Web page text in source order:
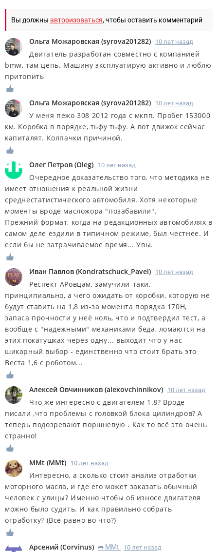
Вы должны авторизоваться, чтобы оставить комментарий
Ольга Можаровская (syrova201282) 10 лет назад
Двигатель разработан совместно с компанией
bmw, там цепь. Машину эксплуатирую активно и люблю
притопить
Ольга Можаровская (syrova201282) 10 лет назад
У меня пежо 308 2012 года с мкпп. Пробег 153000
км. Коробка в порядке, тьфу тьфу. А вот движок сейчас
капиталят. Колпачки причиной.
Олег Петров (Oleg) 10 лет назад
Очередное доказательство того, что методика не
имеет отношения к реальной жизни
среднестатистического автомобиля. Хотя некоторые
моменты вроде масложора "позабавили".
Прежний формат, когда на редакционных автомобилях в
самом деле ездили в типичном режиме, был честнее. И
если бы не затрачиваемое время... Увы.
Иван Павлов (Kondratschuck_Pavel) 10 лет назад
Респект АРовцам, замучили-таки,
принципиально, а чего ожидать от коробки, которую не
будут ставить на 1,8 из-за момента порядка 170Н,
запаса прочности у неё ноль, что и подтвердил тест, а
вообще с "надежными" механиками беда, ломаются на
этих покатушках через одну... выходит что у нас
шикарный выбор - единственно что стоит брать это
Веста 1,6 с роботом...
Алексей Овчинников (alexovchinnikov) 10 лет назад
Что же интересно с двигателем 1.8? Вроде
писали ,что проблемы с головкой блока цилиндров? А
теперь подозревают поршневую . Как то всё это очень
странно!
MMt (MMt) 10 лет назад
Интересно, а сколько стоит анализ отработки
моторного масла, и где его может заказать обычный
человек с улицы? Именно чтобы об износе двигателя
можно было судить. И как правильно собрать
отработку? (Всё равно во что?)
Арсений (Corvinus) R MMt 10 лет назад